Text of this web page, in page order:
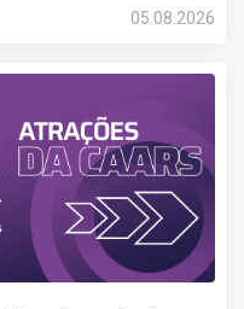
05.08.2026